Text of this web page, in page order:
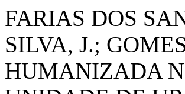
FARIAS DOS
SILVA, J.;
HUMANIZADA